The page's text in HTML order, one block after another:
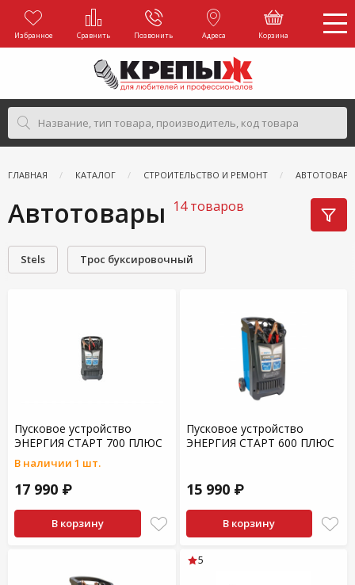
Избранное Сравнить Позвонить Адреса Корзина
ГЛАВНАЯ КАТАЛОГ СТРОИТЕЛЬСТВО И РЕМОНТ АВТОТОВАРЫ
Автотовары 14 товаров
Stels Трос буксировочный
Пусковое устройство
ЭНЕРГИЯ СТАРТ 700 ПЛЮС
В наличии 1 шт.
17 990 ₽
В корзину
Пусковое устройство
ЭНЕРГИЯ СТАРТ 600 ПЛЮС
15 990 ₽
В корзину
5